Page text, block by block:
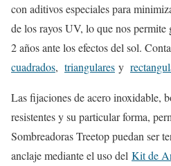
con aditivos especiales para
de los rayos UV, lo que nos permite
2 años ante los efectos del sol.
cuadrados, triangulares y
Las fijaciones de acero inoxidable,
resistentes y su particular forma,
Sombreadoras Treetop puedan ser
anclaje mediante el uso del Kit de